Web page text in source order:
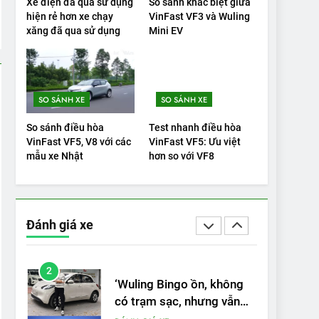
hiện rẻ hơn xe chạy
xăng đã qua sử dụng
VinFast VF3 và Wuling
Mini EV
SO SÁNH XE
So sánh điều hòa
VinFast VF5, V8 với các
mẫu xe Nhật
SO SÁNH XE
Test nhanh điều hòa
VinFast VF5: Ưu việt
hơn so với VF8
Đánh giá xe
tranh với các xe xăng
cùng tầm giá?
ĐÁNH GIÁ XE
20
Đánh giá: Người đam mê
xe điện Hyundai Ioniq 5 N
2025 cho thấy đáng để
chờ đợi
1
Xe tốt nhất để mua năm
nêu tên 5 người vào
ĐÁNH GIÁ XE
2
bán được nếu biết cách’
ĐÁNH GIÁ XE
3